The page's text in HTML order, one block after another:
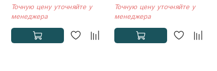
Точную цену уточняйте у
менеджера
Точную цену уточняйте у
менеджера